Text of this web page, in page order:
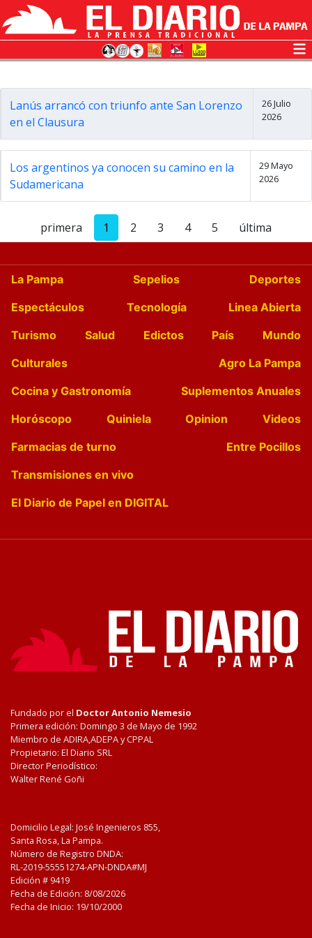
Lanús arrancó con triunfo ante San Lorenzo
en el Clausura
26 Julio
2026
Los argentinos ya conocen su camino en la
Sudamericana
29 Mayo
2026
primera 1 2 3 4 5 última
La Pampa Sepelios
Deportes
Espectáculos
Tecnología
Linea Abierta
Turismo
Salud Edictos País
Mundo
Culturales
Agro La Pampa
Cocina y Gastronomía
Suplementos Anuales
Horóscopo
Quiniela Opinion
Videos
Farmacias de turno
Entre Pocillos
Transmisiones en vivo
El Diario de Papel en DIGITAL
Fundado por el Doctor Antonio Nemesio
Primera edición: Domingo 3 de Mayo de 1992
Miembro de ADIRA,ADEPA y CPPAL
Propietario: El Diario SRL
Director Periodístico:
Walter René Goñi
Domicilio Legal: José Ingenieros 855,
Santa Rosa, La Pampa.
Número de Registro DNDA:
RL-2019-55551274-APN-DNDA#MJ
Edición # 9419
Fecha de Edición: 8/08/2026
Fecha de Inicio: 19/10/2000